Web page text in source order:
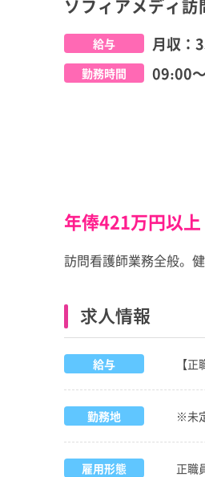
ソフィアメディ訪
給与 月収：
勤務時間
09:00
年俸421万円以
訪問看護師業務全般。
求人情報
給与 【
勤務地 ※未
雇用形態 正職